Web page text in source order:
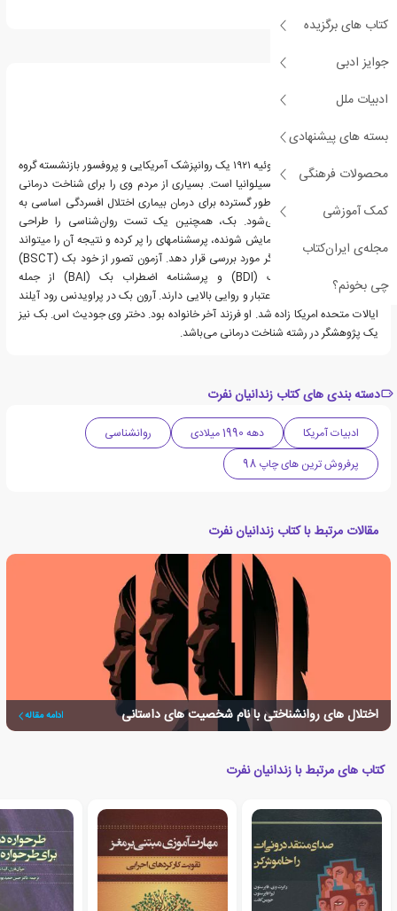
کتاب های برگزیده
جوایز ادبی
ادبیات ملل
بسته های پیشنهادی
محصولات فرهنگی
کمک آموزشی
مجله‌ی ایران‌کتاب
چی بخونم؟
درباره آرون بک
آرون تمکین بک زاده ۱۸ ژوئیه ۱۹۲۱ یک روانپزشک آمریکایی و پروفسور بازنشسته گروه
روانپزشکی در دانشگاه پنسیلوانیا است. بسیاری از مردم وی را برای شناخت درمانی
می‌شناسند. تئوری وی به‌طور گسترده برای درمان بیماری اختلال افسردگی اساسی به
انگلیسی به کار برده می‌شود. بک، هم‎چنین یک تست روان‌شناسی را طراحی
کرده‎است که در آن فرد آزمایش شونده، پرسشنامه‎ای را پر کرده و نتیجه آن را می‎تواند
بدون نیاز به کمک پرسشگر مورد بررسی قرار دهد. آزمون تصور از خود بک (BSCT)
پرسشنامه افسردگی بک (BDI) و پرسشنامه اضطراب بک (BAI) از جمله
پرسشنامه‌هایی است که اعتبار و روایی بالایی دارند. آرون بک در پراویدنس رود آیلند
ایالات متحده امریکا زاده شد. او فرزند آخر خانواده بود. دختر وی جودیث اس. بک نیز
یک پژوهشگر در رشته شناخت درمانی می‌باشد.
دسته بندی های کتاب زندانیان نفرت
ادبیات آمریکا دهه 1990 میلادی
روانشناسی
پرفروش ترین های چاپ 98
مقالات مرتبط با کتاب زندانیان نفرت
اختلال های روانشناختی با نام شخصیت های داستانی ادامه مقاله
کتاب های مرتبط با زندانیان نفرت